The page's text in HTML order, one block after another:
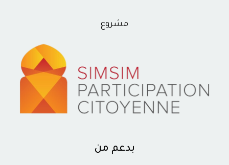
مشروع
بدعم من